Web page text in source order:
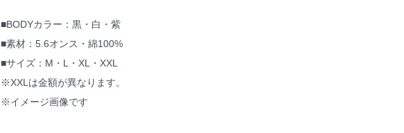
■BODYカラー：黒・白・紫
■素材：5.6オンス・綿100%
■サイズ：M・L・XL・XXL
※XXLは金額が異なります。
※イメージ画像です